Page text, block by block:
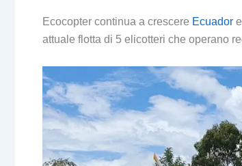
Ecocopter continua a crescere Ecuador
attuale flotta di 5 elicotteri che operano